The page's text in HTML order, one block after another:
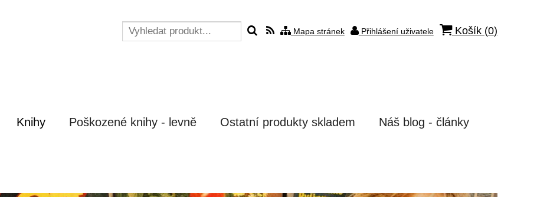
Mapa stránek Přihlášení uživatele Košík (0)
Knihy Poškozené knihy - levně Ostatní produkty skladem Náš blog - články